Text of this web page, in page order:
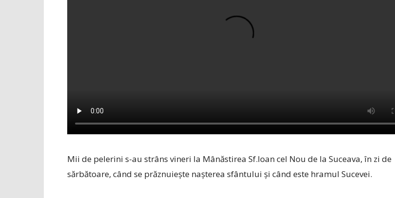
Mii de pelerini s-au strâns vineri la Mânăstirea Sf.Ioan cel Nou de la Suceava, în zi de
sărbătoare, când se prăznuiește nașterea sfântului și când este hramul Sucevei.